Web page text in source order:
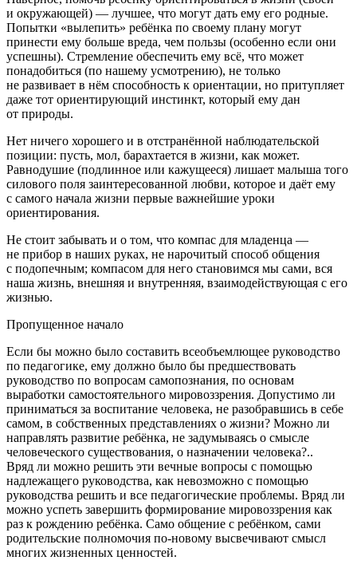
и окружающей) — лучшее, что могут дать ему его родные.
Попытки «вылепить» ребёнка по своему плану могут
принести ему больше вреда, чем пользы (особенно если они
успешны). Стремление обеспечить ему всё, что может
понадобиться (по нашему усмотрению), не только
не развивает в нём способность к ориентации, но притупляет
даже тот ориентирующий инстинкт, который ему дан
от природы.
Нет ничего хорошего и в отстранённой наблюдательской
позиции: пусть, мол, барахтается в жизни, как может.
Равнодушие (подлинное или кажущееся) лишает малыша того
силового поля заинтересованной любви, которое и даёт ему
с самого начала жизни первые важнейшие уроки
ориентирования.
Не стоит забывать и о том, что компас для младенца —
не прибор в наших руках, не нарочитый способ общения
с подопечным; компасом для него становимся мы сами, вся
наша жизнь, внешняя и внутренняя, взаимодействующая с его
жизнью.
Пропущенное начало
Если бы можно было составить всеобъемлющее руководство
по педагогике, ему должно было бы предшествовать
руководство по вопросам самопознания, по основам
выработки самостоятельного мировоззрения. Допустимо ли
приниматься за воспитание человека, не разобравшись в себе
самом, в собственных представлениях о жизни? Можно ли
направлять развитие ребёнка, не задумываясь о смысле
человеческого существования, о назначении человека?..
Вряд ли можно решить эти вечные вопросы с помощью
надлежащего руководства, как невозможно с помощью
руководства решить и все педагогические проблемы. Вряд ли
можно успеть завершить формирование мировоззрения как
раз к рождению ребёнка. Само общение с ребёнком, сами
родительские полномочия по-новому высвечивают смысл
многих жизненных ценностей.